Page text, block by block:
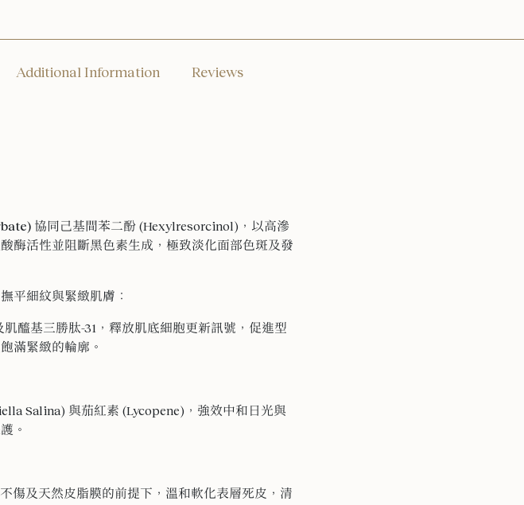
Additional Information Reviews
協同己基間苯二酚 (Hexylresorcinol)，以高滲
酶活性並阻斷黑色素生成，極致淡化面部色斑及發
平細紋與緊緻肌膚 ：
醯基三勝肽-31，釋放肌底細胞更新訊號，促進型
滿緊緻的輪廓。
Salina) 與茄紅素 (Lycopene)，強效中和日光與
。
傷及天然皮脂膜的前提下，溫和軟化表層死皮，清